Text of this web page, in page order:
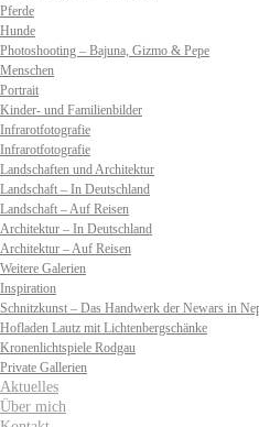
Pferde
Hunde
Photoshooting – Bajuna, Gizmo & Pepe
Menschen
Portrait
Kinder- und Familienbilder
Infrarotfotografie
Infrarotfotografie
Landschaften und Architektur
Landschaft – In Deutschland
Landschaft – Auf Reisen
Architektur – In Deutschland
Architektur – Auf Reisen
Weitere Galerien
Inspiration
Schnitzkunst – Das Handwerk der Newars in
Hofladen Lautz mit Lichtenbergschänke
Kronenlichtspiele Rodgau
Private Gallerien
Aktuelles
Über mich